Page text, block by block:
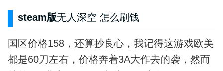
steam版无人深空 怎么刷钱
国区价格158，还算抄良心，我记得这游戏欧美
都是60刀左右，价格奔着3A大作去的袭，然而